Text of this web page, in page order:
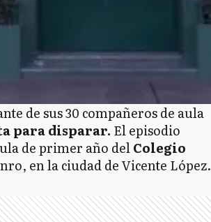
de sus 30 compañeros de aula
para disparar. El episodio
de primer año delColegio
en la ciudad de Vicente López.